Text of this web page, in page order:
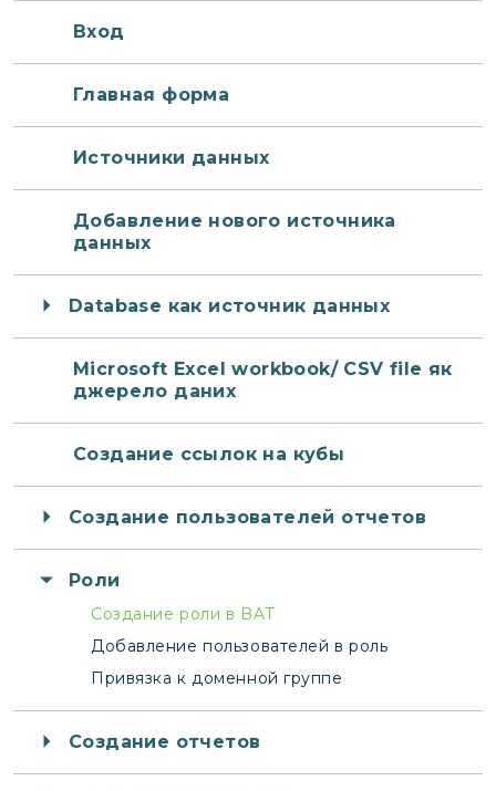
Вход
Главная форма
Источники данных
Добавление нового источника
данных
Database как источник данных
Microsoft Excel workbook/ CSV file як
джерело даних
Создание ссылок на кубы
Создание пользователей отчетов
Роли
Создание роли в BAT
Добавление пользователей в роль
Привязка к доменной группе
Создание отчетов